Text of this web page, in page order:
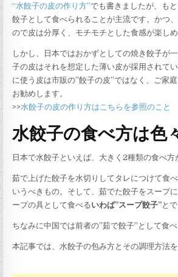
“水餃子の皮の作り方”でも書きましたが、も
餃子として食べられることが主流です。かつ
ので皮は分厚く、モチモチとした食感が楽しめ
しかし、日本ではおかずとしての焼き餃子が
子の皮はそれを想定した薄い皮が採用されて
に使う皮は市販の”餃子の皮”ではなく、ご家
お勧めします。
>>水餃子の皮の作り方はこちらを参照のこと
水餃子の食べ方は色
日本で水餃子といえば、大きく2種類の食べ方
茹で上げた餃子を水切りしてタレにつけて食
いうべきもの。そして、茹でた餃子をスープ
ープの具として食べるいわば”スープ餃子”と
ちなみに中国では前者の”茹で餃子”として食べ
本記事では、水餃子の包み方とその調理方法